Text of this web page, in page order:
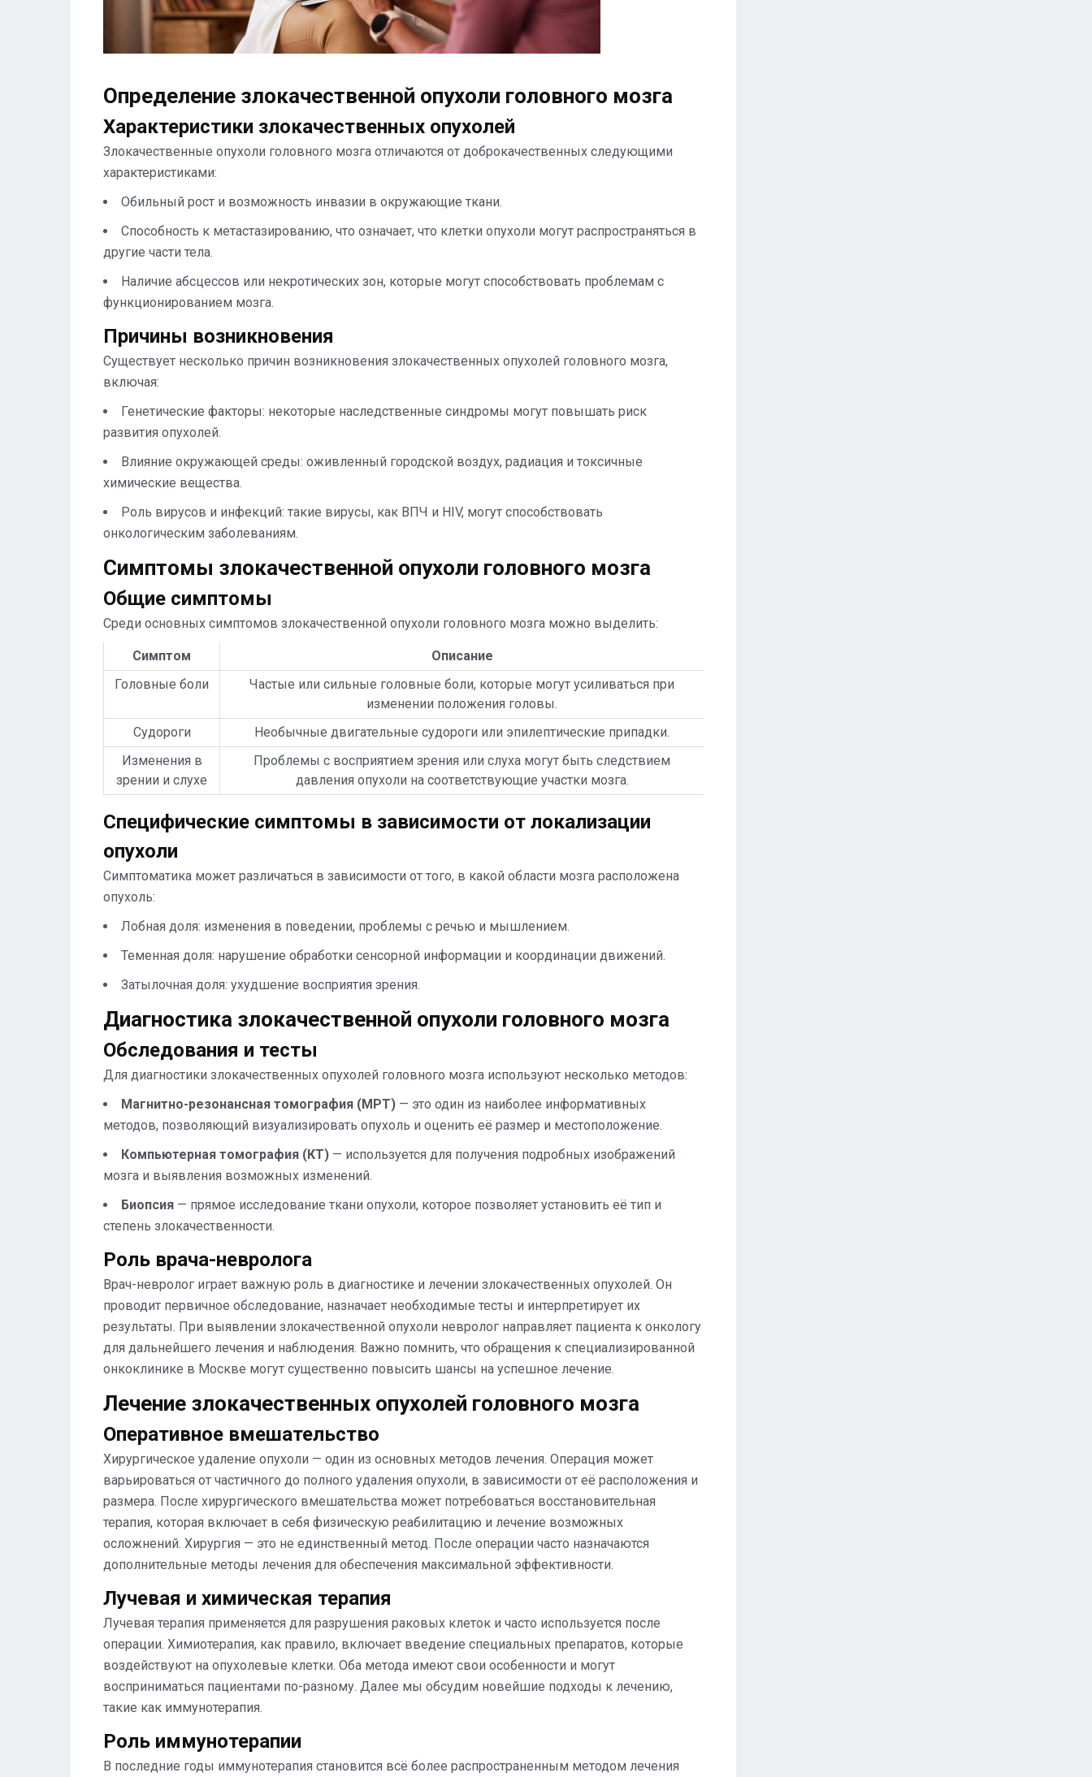
Определение злокачественной опухоли головного мозга
Характеристики злокачественных опухолей
Злокачественные опухоли головного мозга отличаются от доброкачественных следующими
характеристиками:
Обильный рост и возможность инвазии в окружающие ткани.
Способность к метастазированию, что означает, что клетки опухоли могут распространяться в
другие части тела.
Наличие абсцессов или некротических зон, которые могут способствовать проблемам с
функционированием мозга.
Причины возникновения
Существует несколько причин возникновения злокачественных опухолей головного мозга,
включая:
Генетические факторы: некоторые наследственные синдромы могут повышать риск
развития опухолей.
Влияние окружающей среды: оживленный городской воздух, радиация и токсичные
химические вещества.
Роль вирусов и инфекций: такие вирусы, как ВПЧ и HIV, могут способствовать
онкологическим заболеваниям.
Симптомы злокачественной опухоли головного мозга
Общие симптомы
Среди основных симптомов злокачественной опухоли головного мозга можно выделить:
Симптом
Описание
Головные боли
Частые или сильные головные боли, которые могут усиливаться при
изменении положения головы.
Судороги
Необычные двигательные судороги или эпилептические припадки.
Изменения в
зрении и слухе
Проблемы с восприятием зрения или слуха могут быть следствием
давления опухоли на соответствующие участки мозга.
Специфические симптомы в зависимости от локализации
опухоли
Симптоматика может различаться в зависимости от того, в какой области мозга расположена
опухоль:
Лобная доля: изменения в поведении, проблемы с речью и мышлением.
Теменная доля: нарушение обработки сенсорной информации и координации движений.
Затылочная доля: ухудшение восприятия зрения.
Диагностика злокачественной опухоли головного мозга
Обследования и тесты
Для диагностики злокачественных опухолей головного мозга используют несколько методов:
Магнитно-резонансная томография (МРТ) — это один из наиболее информативных
методов, позволяющий визуализировать опухоль и оценить её размер и местоположение.
Компьютерная томография (КТ) — используется для получения подробных изображений
мозга и выявления возможных изменений.
Биопсия — прямое исследование ткани опухоли, которое позволяет установить её тип и
степень злокачественности.
Роль врача-невролога
Врач-невролог играет важную роль в диагностике и лечении злокачественных опухолей. Он
проводит первичное обследование, назначает необходимые тесты и интерпретирует их
результаты. При выявлении злокачественной опухоли невролог направляет пациента к онкологу
для дальнейшего лечения и наблюдения. Важно помнить, что обращения к специализированной
онкоклинике в Москве могут существенно повысить шансы на успешное лечение.
Лечение злокачественных опухолей головного мозга
Оперативное вмешательство
Хирургическое удаление опухоли — один из основных методов лечения. Операция может
варьироваться от частичного до полного удаления опухоли, в зависимости от её расположения и
размера. После хирургического вмешательства может потребоваться восстановительная
терапия, которая включает в себя физическую реабилитацию и лечение возможных
осложнений. Хирургия — это не единственный метод. После операции часто назначаются
дополнительные методы лечения для обеспечения максимальной эффективности.
Лучевая и химическая терапия
Лучевая терапия применяется для разрушения раковых клеток и часто используется после
операции. Химиотерапия, как правило, включает введение специальных препаратов, которые
воздействуют на опухолевые клетки. Оба метода имеют свои особенности и могут
восприниматься пациентами по-разному. Далее мы обсудим новейшие подходы к лечению,
такие как иммунотерапия.
Роль иммунотерапии
В последние годы иммунотерапия становится всё более распространенным методом лечения